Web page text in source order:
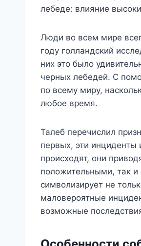
лебеде: влияние
Люди во всем мире
году голландский
них это было
черных лебедей. С
по всему миру,
любое время.
Талеб перечислил
первых, эти инциденты
происходят, они
положительными, так и
символизирует не
маловероятные
возможные